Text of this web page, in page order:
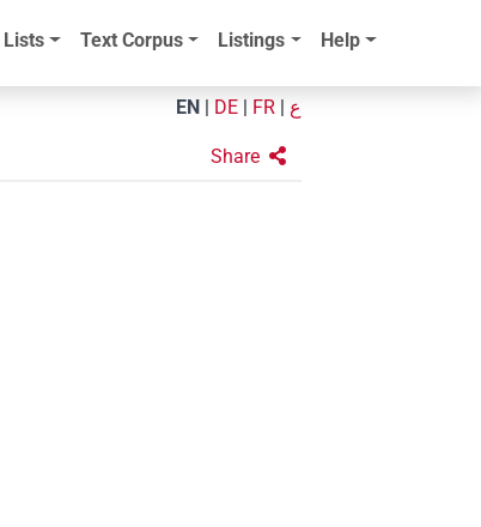
Lists Text Corpus Listings Help
EN DE FR ع
Share